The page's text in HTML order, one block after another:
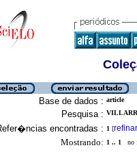
Base de dados : article
Pesquisa :
encontradas : 1 [refinar
Mostrando: 1 .. 1 no